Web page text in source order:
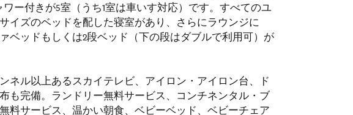
ワー付きが5室（うち1室は車いす対応）です。すべてのユ
イズのベッドを配した寝室があり、さらにラウンジに
ベッドもしくは2段ベッド（下の段はダブルで利用可）が
ネル以上あるスカイテレビ、アイロン・アイロン台、ド
も完備。ランドリー無料サービス、コンチネンタル・ブ
料サービス、温かい朝食、ベビーベッド、ベビーチェア